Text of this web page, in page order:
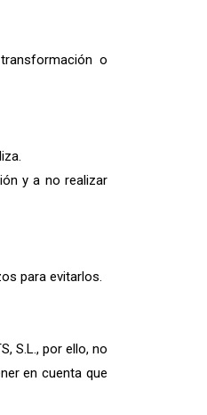
o
y a no realizar
para evitarlos.
S.L., por ello, no
en cuenta que